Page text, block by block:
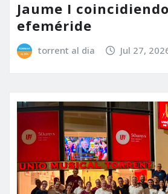
Jaume I
efeméride
torrent al dia Jul 27,